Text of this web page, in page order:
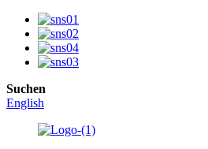
Suchen
English